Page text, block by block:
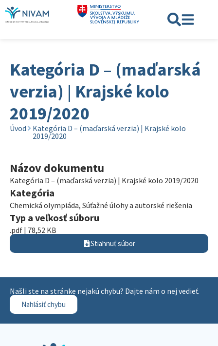
Kategória D – (maďarská
verzia) | Krajské kolo
2019/2020
Úvod
Kategória D – (maďarská verzia) | Krajské kolo
2019/2020
Názov dokumentu
Kategória D – (maďarská verzia) | Krajské kolo 2019/2020
Kategória
Chemická olympiáda, Súťažné úlohy a autorské riešenia
Typ a veľkosť súboru
.pdf | 78,52 KB
Stiahnuť súbor
Našli ste na stránke nejakú chybu? Dajte nám o nej vedieť.
Nahlásiť chybu